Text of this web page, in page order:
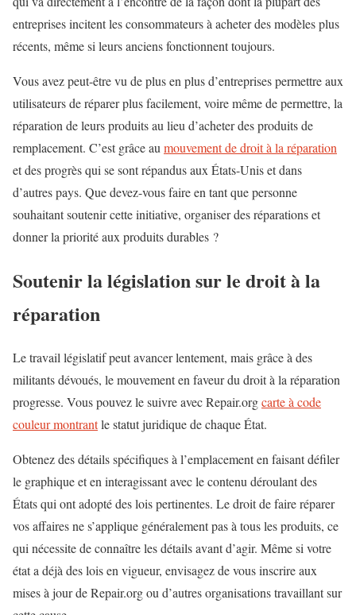
entreprises incitent les consommateurs à acheter des modèles plus
récents, même si leurs anciens fonctionnent toujours.
Vous avez peut-être vu de plus en plus d’entreprises permettre aux
utilisateurs de réparer plus facilement, voire même de permettre, la
réparation de leurs produits au lieu d’acheter des produits de
remplacement. C’est grâce au mouvement de droit à la réparation
et des progrès qui se sont répandus aux États-Unis et dans
d’autres pays. Que devez-vous faire en tant que personne
souhaitant soutenir cette initiative, organiser des réparations et
donner la priorité aux produits durables ?
Soutenir la législation sur le droit à la
réparation
Le travail législatif peut avancer lentement, mais grâce à des
militants dévoués, le mouvement en faveur du droit à la réparation
progresse. Vous pouvez le suivre avec Repair.orgcarte à code
couleur montrantle statut juridique de chaque État.
Obtenez des détails spécifiques à l’emplacement en faisant défiler
le graphique et en interagissant avec le contenu déroulant des
États qui ont adopté des lois pertinentes. Le droit de faire réparer
vos affaires ne s’applique généralement pas à tous les produits, ce
qui nécessite de connaître les détails avant d’agir. Même si votre
état a déjà des lois en vigueur, envisagez de vous inscrire aux
mises à jour de Repair.org ou d’autres organisations travaillant sur